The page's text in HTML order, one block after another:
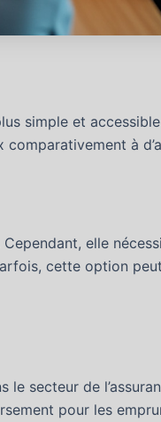
simple et
à
elle
cette option
secteur de
pour les